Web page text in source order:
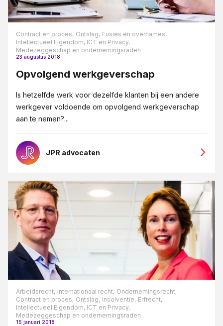
Contract en proces, Ontslag, Fusies en overnames,
Intellectueel Eigendom, ICT en Privacy,
Medezeggeschap en ondernemingsraden
23 augustus 2018
Opvolgend werkgeverschap
Is hetzelfde werk voor dezelfde klanten bij een andere
werkgever voldoende om opvolgend werkgeverschap
aan te nemen?...
JPR advocaten
Arbeidsrecht, Internationaal recht, Ondernemingsrecht,
Contract en proces, Ontslag, Insolventie, Erfrecht,
Intellectueel Eigendom, ICT en Privacy,
Medezeggeschap en ondernemingsraden
15 januari 2018